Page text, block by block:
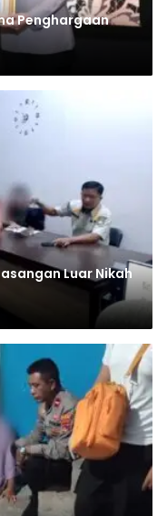
Penghargaan
Luar Nikah